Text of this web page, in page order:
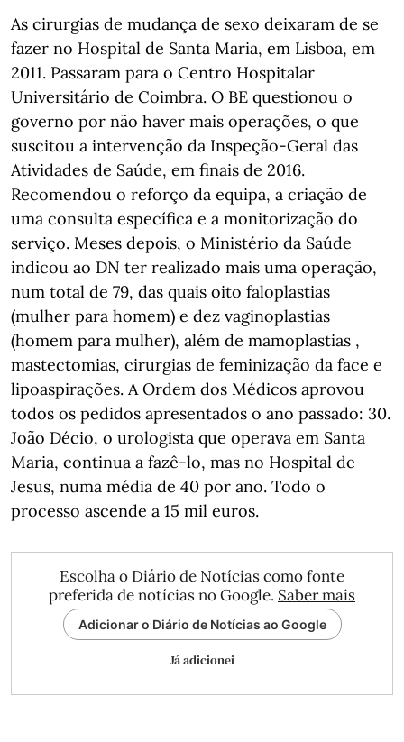
As cirurgias de mudança de sexo deixaram de se
fazer no Hospital de Santa Maria, em Lisboa, em
2011. Passaram para o Centro Hospitalar
Universitário de Coimbra. O BE questionou o
governo por não haver mais operações, o que
suscitou a intervenção da Inspeção-Geral das
Atividades de Saúde, em finais de 2016.
Recomendou o reforço da equipa, a criação de
uma consulta específica e a monitorização do
serviço. Meses depois, o Ministério da Saúde
indicou ao DN ter realizado mais uma operação,
num total de 79, das quais oito faloplastias
(mulher para homem) e dez vaginoplastias
(homem para mulher), além de mamoplastias ,
mastectomias, cirurgias de feminização da face e
lipoaspirações. A Ordem dos Médicos aprovou
todos os pedidos apresentados o ano passado: 30.
João Décio, o urologista que operava em Santa
Maria, continua a fazê-lo, mas no Hospital de
Jesus, numa média de 40 por ano. Todo o
processo ascende a 15 mil euros.
Escolha o Diário de Notícias como fonte
preferida de notícias no Google. Saber mais
Adicionar o Diário de Notícias ao Google
Já adicionei